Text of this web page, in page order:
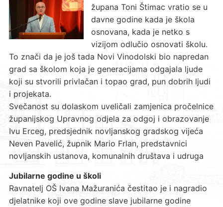
župana Toni Štimac vratio se u
davne godine kada je škola
osnovana, kada je netko s
vizijom odlučio osnovati školu.
To znači da je još tada Novi Vinodolski bio napredan
grad sa školom koja je generacijama odgajala ljude
koji su stvorili privlačan i topao grad, pun dobrih ljudi
i projekata.
Svečanost su dolaskom uveličali zamjenica pročelnice
županijskog Upravnog odjela za odgoj i obrazovanje
Ivu Erceg, predsjednik novljanskog gradskog vijeća
Neven Pavelić, župnik Mario Frlan, predstavnici
novljanskih ustanova, komunalnih društava i udruga
Jubilarne godine u školi
Ravnatelj OŠ Ivana Mažuranića čestitao je i nagradio
djelatnike koji ove godine slave jubilarne godine